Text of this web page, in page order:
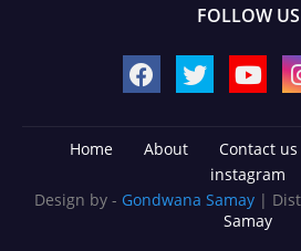
FOLLOW US
Home About Contact us
instagram
Design by - Gondwana Samay |
Samay